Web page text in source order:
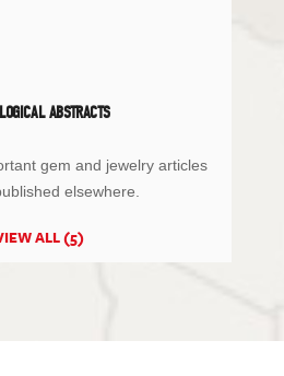
ABSTRACTS
gem and jewelry articles
elsewhere.
ALL (5)